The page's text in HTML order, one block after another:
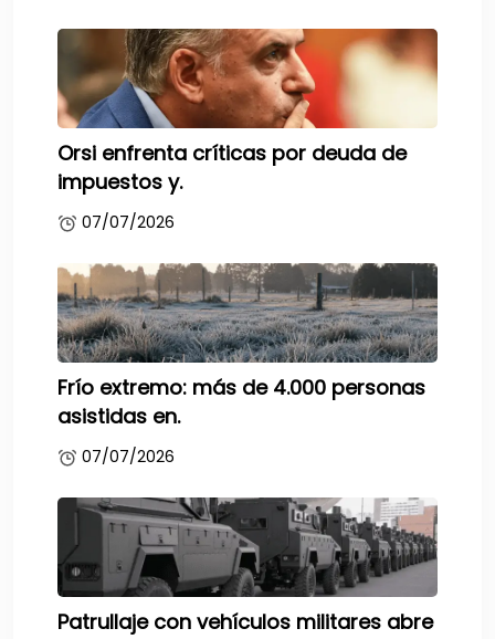
Orsi enfrenta críticas por deuda de
impuestos y.
07/07/2026
Frío extremo: más de 4.000 personas
asistidas en.
07/07/2026
Patrullaje con vehículos militares abre